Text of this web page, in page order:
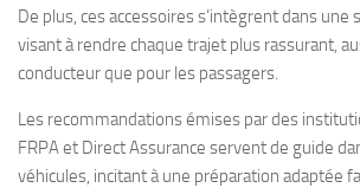
De plus, ces accessoires s’intègrent dans une
visant à rendre chaque trajet plus rassurant,
conducteur que pour les passagers.
Les recommandations émises par des
FRPA et Direct Assurance servent de guide
véhicules, incitant à une préparation adaptée